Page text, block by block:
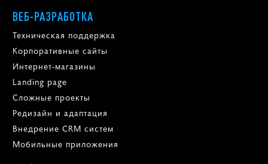
ВЕБ-РАЗРАБОТКА
Техническая поддержка
Корпоративные сайты
Интернет-магазины
Landing page
Сложные проекты
Редизайн и адаптация
Внедрение CRM систем
Мобильные приложения